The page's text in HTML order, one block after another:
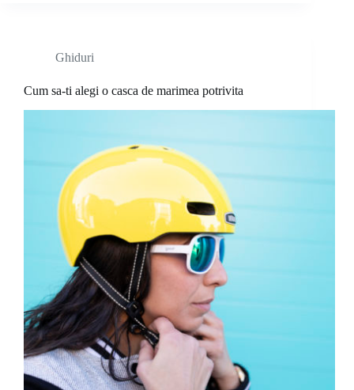
Ghiduri
Cum sa-ti alegi o casca de marimea potrivita